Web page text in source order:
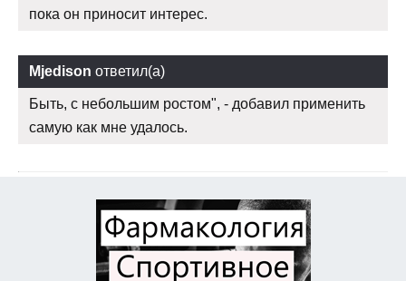
пока он приносит интерес.
Mjedison ответил(а)
Быть, с небольшим ростом", - добавил применить
самую как мне удалось.